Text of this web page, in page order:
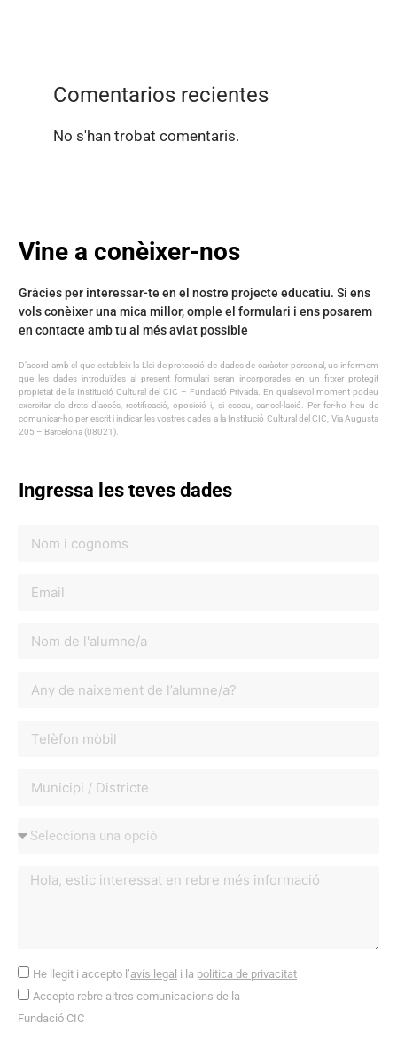
Comentarios recientes
No s'han trobat comentaris.
Vine a conèixer-nos
Gràcies per interessar-te en el nostre projecte educatiu. Si ens
vols conèixer una mica millor, omple el formulari i ens posarem
en contacte amb tu al més aviat possible
D’acord amb el que estableix la Llei de protecció de dades de caràcter personal, us informem
que les dades introduïdes al present formulari seran incorporades en un fitxer protegit
propietat de la Institució Cultural del CIC – Fundació Privada. En qualsevol moment podeu
exercitar els drets d’accés, rectificació, oposició i, si escau, cancel·lació. Per fer-ho heu de
comunicar-ho per escrit i indicar les vostres dades a la Institució Cultural del CIC, Via Augusta
205 – Barcelona (08021).
Ingressa les teves dades
He llegit i accepto l’avís legal i la política de privacitat
Accepto rebre altres comunicacions de la
Fundació CIC